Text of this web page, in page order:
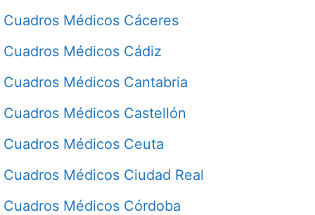
Cuadros Médicos Cáceres
Cuadros Médicos Cádiz
Cuadros Médicos Cantabria
Cuadros Médicos Castellón
Cuadros Médicos Ceuta
Cuadros Médicos Ciudad Real
Cuadros Médicos Córdoba